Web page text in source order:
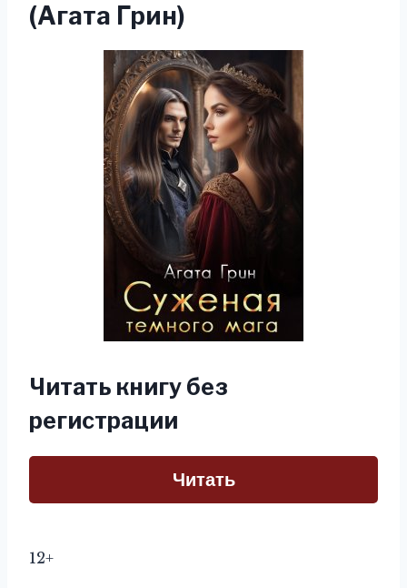
(Агата Грин)
Читать книгу без
регистрации
Читать
12+